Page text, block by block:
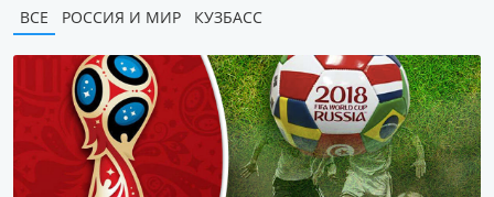
ВСЕ РОССИЯ И МИР КУЗБАСС